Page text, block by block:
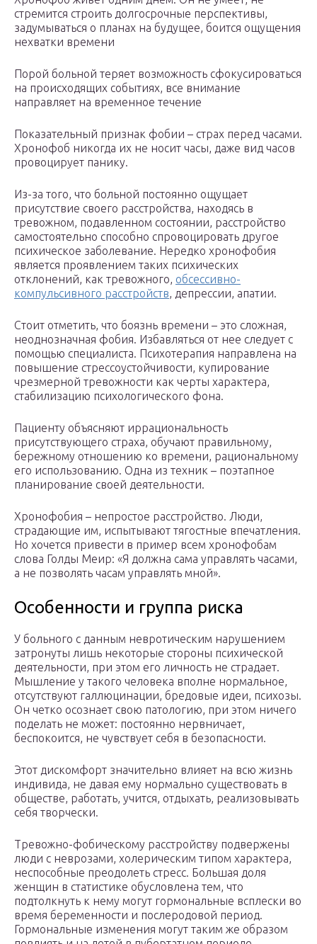
стремится строить долгосрочные перспективы,
задумываться о планах на будущее, боится ощущения
нехватки времени
Порой больной теряет возможность сфокусироваться
на происходящих событиях, все внимание
направляет на временное течение
Показательный признак фобии – страх перед часами.
Хронофоб никогда их не носит часы, даже вид часов
провоцирует панику.
Из-за того, что больной постоянно ощущает
присутствие своего расстройства, находясь в
тревожном, подавленном состоянии, расстройство
самостоятельно способно спровоцировать другое
психическое заболевание. Нередко хронофобия
является проявлением таких психических
отклонений, как тревожного, обсессивно-
компульсивного расстройств, депрессии, апатии.
Стоит отметить, что боязнь времени – это сложная,
неоднозначная фобия. Избавляться от нее следует с
помощью специалиста. Психотерапия направлена на
повышение стрессоустойчивости, купирование
чрезмерной тревожности как черты характера,
стабилизацию психологического фона.
Пациенту объясняют иррациональность
присутствующего страха, обучают правильному,
бережному отношению ко времени, рациональному
его использованию. Одна из техник – поэтапное
планирование своей деятельности.
Хронофобия – непростое расстройство. Люди,
страдающие им, испытывают тягостные впечатления.
Но хочется привести в пример всем хронофобам
слова Голды Меир: «Я должна сама управлять часами,
а не позволять часам управлять мной».
Особенности и группа риска
У больного с данным невротическим нарушением
затронуты лишь некоторые стороны психической
деятельности, при этом его личность не страдает.
Мышление у такого человека вполне нормальное,
отсутствуют галлюцинации, бредовые идеи, психозы.
Он четко осознает свою патологию, при этом ничего
поделать не может: постоянно нервничает,
беспокоится, не чувствует себя в безопасности.
Этот дискомфорт значительно влияет на всю жизнь
индивида, не давая ему нормально существовать в
обществе, работать, учится, отдыхать, реализовывать
себя творчески.
Тревожно-фобическому расстройству подвержены
люди с неврозами, холерическим типом характера,
неспособные преодолеть стресс. Большая доля
женщин в статистике обусловлена тем, что
подтолкнуть к нему могут гормональные всплески во
время беременности и послеродовой период.
Гормональные изменения могут таким же образом